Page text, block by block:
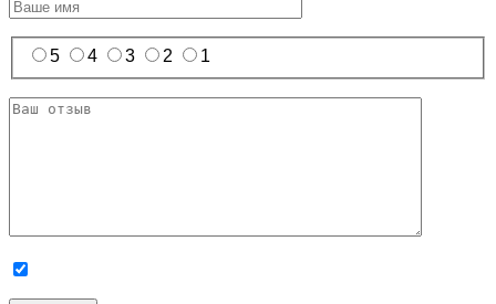
5 4 3 2 1